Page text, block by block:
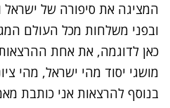
המציגה את סיפורה של ישראל
ובפני משלחות מכל העולם
כאן לדוגמה, את אחת
מושגי יסוד מהי ישראל, מהי
בנוסף להרצאות אני כותבת